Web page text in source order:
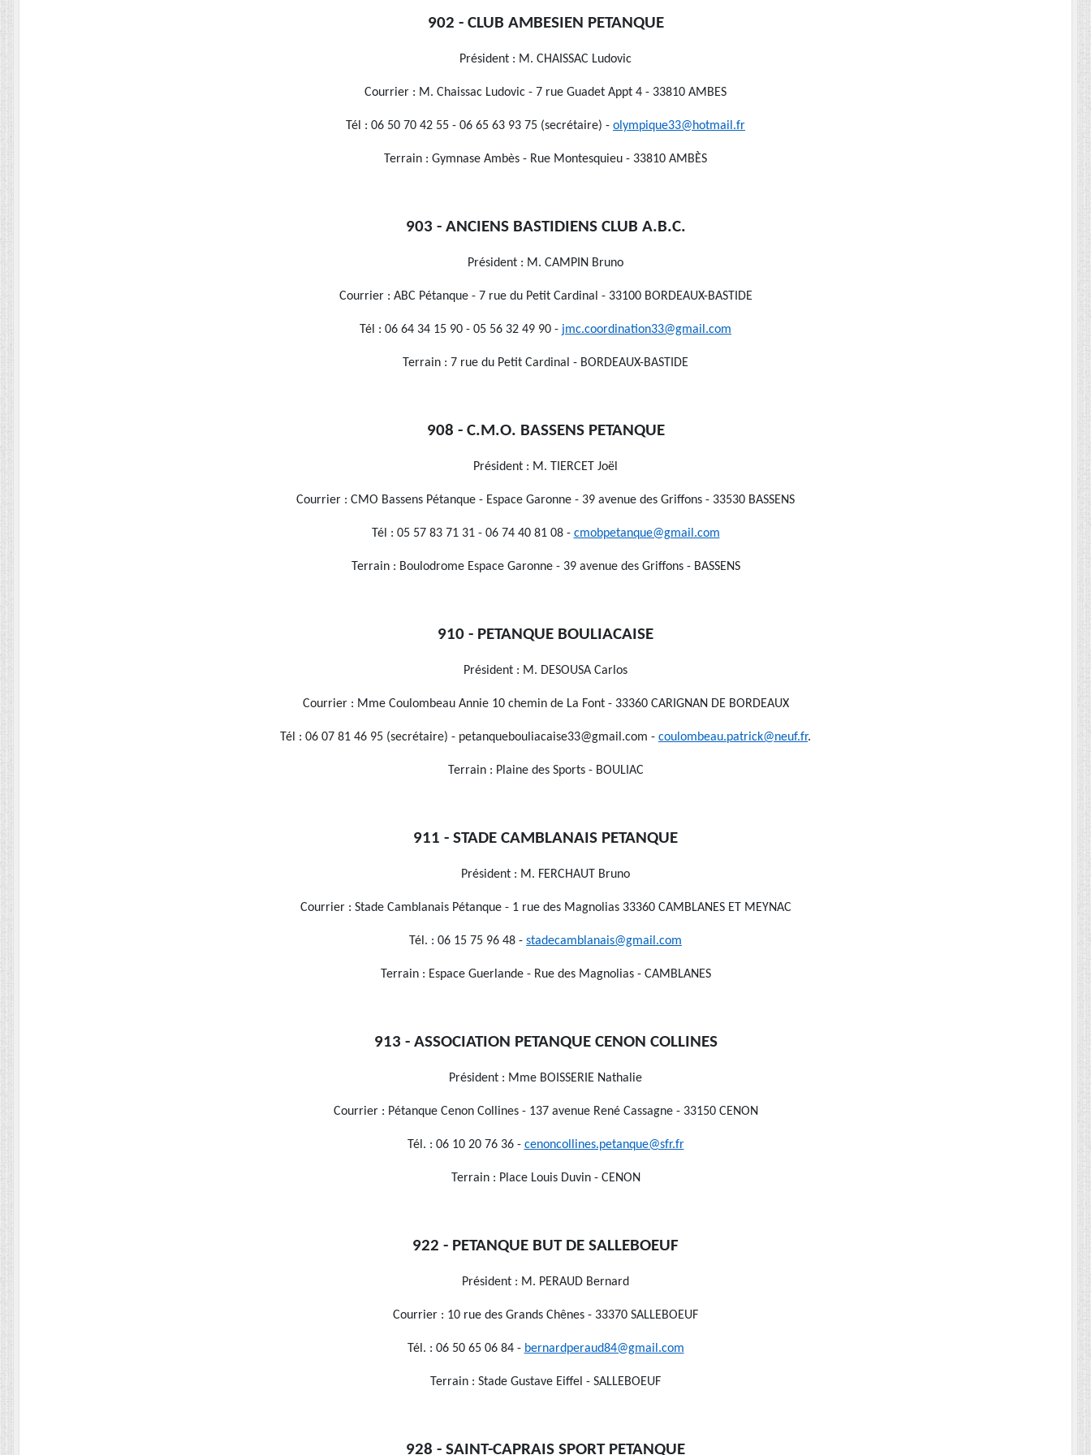
902 - CLUB AMBESIEN PETANQUE
Président : M. CHAISSAC Ludovic
Courrier : M. Chaissac Ludovic - 7 rue Guadet Appt 4 - 33810 AMBES
Tél : 06 50 70 42 55 - 06 65 63 93 75 (secrétaire) - olympique33@hotmail.fr
Terrain : Gymnase Ambès - Rue Montesquieu - 33810 AMBÈS
903 - ANCIENS BASTIDIENS CLUB A.B.C.
Président : M. CAMPIN Bruno
Courrier : ABC Pétanque - 7 rue du Petit Cardinal - 33100 BORDEAUX-BASTIDE
Tél : 06 64 34 15 90 - 05 56 32 49 90 - jmc.coordination33@gmail.com
Terrain : 7 rue du Petit Cardinal - BORDEAUX-BASTIDE
908 - C.M.O. BASSENS PETANQUE
Président : M. TIERCET Joël
Courrier : CMO Bassens Pétanque - Espace Garonne - 39 avenue des Griffons - 33530 BASSENS
Tél : 05 57 83 71 31 - 06 74 40 81 08 - cmobpetanque@gmail.com
Terrain : Boulodrome Espace Garonne - 39 avenue des Griffons - BASSENS
910 - PETANQUE BOULIACAISE
Président : M. DESOUSA Carlos
Courrier : Mme Coulombeau Annie 10 chemin de La Font - 33360 CARIGNAN DE BORDEAUX
Tél : 06 07 81 46 95 (secrétaire) - petanquebouliacaise33@gmail.com - coulombeau.patrick@neuf.fr.
Terrain : Plaine des Sports - BOULIAC
911 - STADE CAMBLANAIS PETANQUE
Président : M. FERCHAUT Bruno
Courrier : Stade Camblanais Pétanque - 1 rue des Magnolias 33360 CAMBLANES ET MEYNAC
Tél. : 06 15 75 96 48 - stadecamblanais@gmail.com
Terrain : Espace Guerlande - Rue des Magnolias - CAMBLANES
913 - ASSOCIATION PETANQUE CENON COLLINES
Président : Mme BOISSERIE Nathalie
Courrier : Pétanque Cenon Collines - 137 avenue René Cassagne - 33150 CENON
Tél. : 06 10 20 76 36 - cenoncollines.petanque@sfr.fr
Terrain : Place Louis Duvin - CENON
922 - PETANQUE BUT DE SALLEBOEUF
Président : M. PERAUD Bernard
Courrier : 10 rue des Grands Chênes - 33370 SALLEBOEUF
Tél. : 06 50 65 06 84 - bernardperaud84@gmail.com
Terrain : Stade Gustave Eiffel - SALLEBOEUF
928 - SAINT-CAPRAIS SPORT PETANQUE